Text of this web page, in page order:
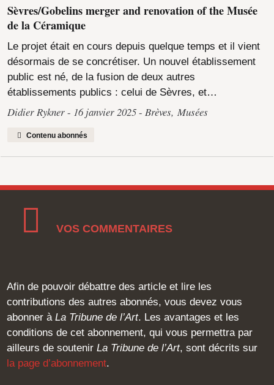
Sèvres/Gobelins merger and renovation of the Musée
de la Céramique
Le projet était en cours depuis quelque temps et il vient
désormais de se concrétiser. Un nouvel établissement
public est né, de la fusion de deux autres
établissements publics : celui de Sèvres, et…
Didier Rykner 16 janvier 2025 Brèves,Musées
Contenu abonnés
VOS COMMENTAIRES
Afin de pouvoir débattre des article et lire les
contributions des autres abonnés, vous devez vous
abonner àLa Tribune de l’Art. Les avantages et les
conditions de cet abonnement, qui vous permettra par
ailleurs de soutenirLa Tribune de l’Art, sont décrits sur
la page d’abonnement.